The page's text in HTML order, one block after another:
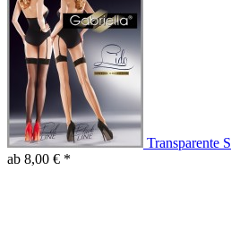
Transparente
ab 8,00 € *